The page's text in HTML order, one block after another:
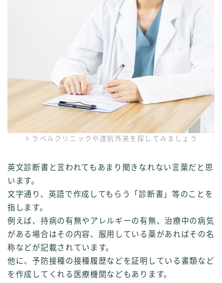
トラベルクリニックや渡航外来を探してみましょう
英文診断書と言われてもあまり聞きなれない言葉だと思
います。
文字通り、英語で作成してもらう「診断書」等のことを
指します。
例えば、持病の有無やアレルギーの有無、治療中の病気
がある場合はその内容、服用している薬があればその名
称などが記載されています。
他に、予防接種の接種履歴などを証明している書類など
を作成してくれる医療機関などもあります。